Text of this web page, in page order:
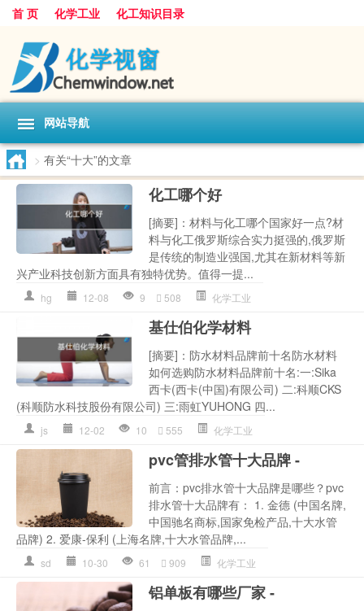
首 页 化学工业 化工知识目录
网站导航
> 有关“十大”的文章
化工哪个好
[摘要]：材料与化工哪个国家好一点?材
料与化工俄罗斯综合实力挺强的,俄罗斯
是传统的制造业强国,尤其在新材料等新
兴产业科技创新方面具有独特优势。值得一提...
hg 12-08 9 508 化学工业
基仕伯化学材料
[摘要]：防水材料品牌前十名防水材料
如何选购防水材料品牌前十名:一:Sika
西卡(西卡(中国)有限公司) 二:科顺CKS
(科顺防水科技股份有限公司) 三:雨虹YUHONG 四...
js 12-02 10 555 化学工业
pvc管排水管十大品牌 -
前言：pvc排水管十大品牌是哪些？pvc
排水管十大品牌有： 1. 金德 (中国名牌,
中国驰名商标,国家免检产品,十大水管
品牌) 2. 爱康-保利 (上海名牌,十大水管品牌,...
sd 10-30 61 909 化学工业
铝单板有哪些厂家 -